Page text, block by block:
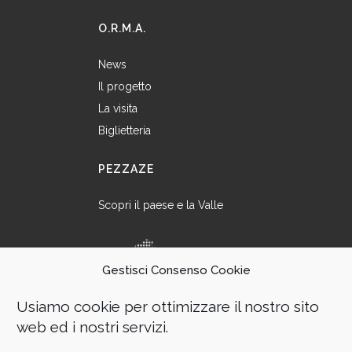
Gestisci Consenso Cookie
Usiamo cookie per ottimizzare il nostro sito
web ed i nostri servizi.
O.R.M.A.
News
Il progetto
La visita
Biglietteria
PEZZAZE
Scopri il paese e la Valle